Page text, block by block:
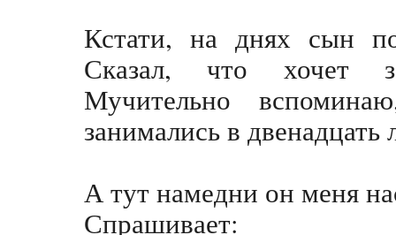
Кстати, на днях сын
Сказал, что хочет
Мучительно
занимались в двенадцать
А тут намедни он меня
Спрашивает: